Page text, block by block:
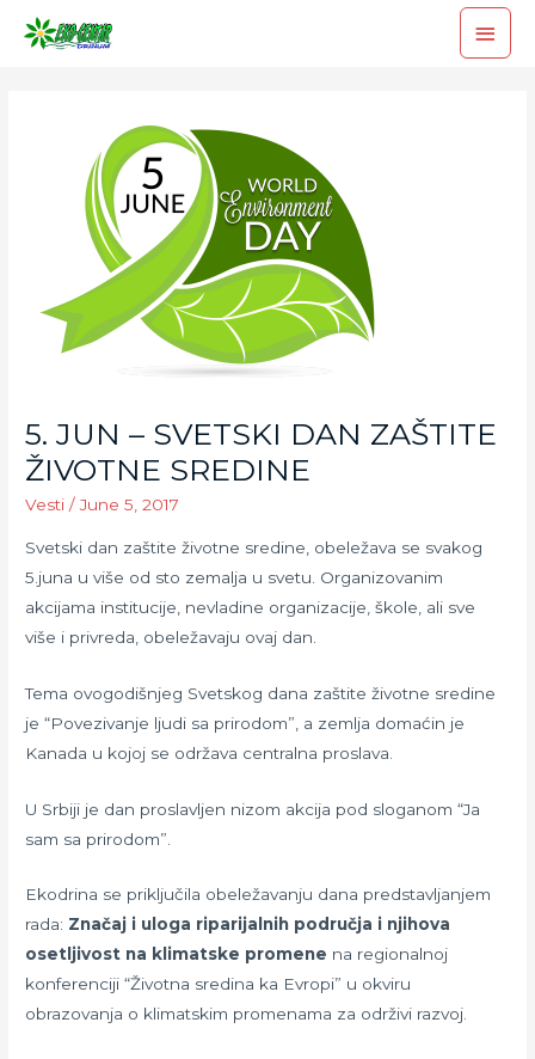
5. JUN – SVETSKI DAN ZAŠTITE
ŽIVOTNE SREDINE
Vesti /June 5, 2017
Svetski dan zaštite životne sredine, obeležava se svakog
5.juna u više od sto zemalja u svetu. Organizovanim
akcijama institucije, nevladine organizacije, škole, ali sve
više i privreda, obeležavaju ovaj dan.
Tema ovogodišnjeg Svetskog dana zaštite životne sredine
je “Povezivanje ljudi sa prirodom”, a zemlja domaćin je
Kanada u kojoj se održava centralna proslava.
U Srbiji je dan proslavljen nizom akcija pod sloganom “Ja
sam sa prirodom”.
Ekodrina se priključila obeležavanju dana predstavljanjem
rada: Značaj i uloga riparijalnih područja i njihova
osetljivost na klimatske promene na regionalnoj
konferenciji “Životna sredina ka Evropi” u okviru
obrazovanja o klimatskim promenama za održivi razvoj.